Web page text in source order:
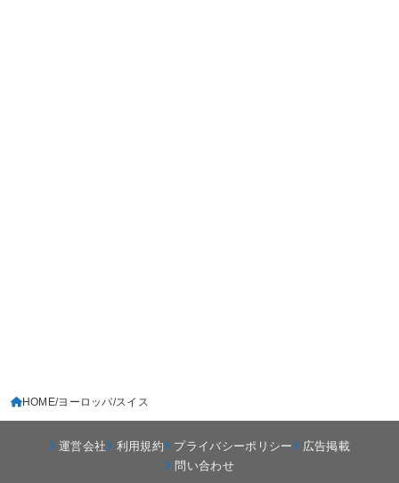
HOME ヨーロッパ スイス
運営会社 利用規約 プライバシーポリシー
広告掲載
問い合わせ